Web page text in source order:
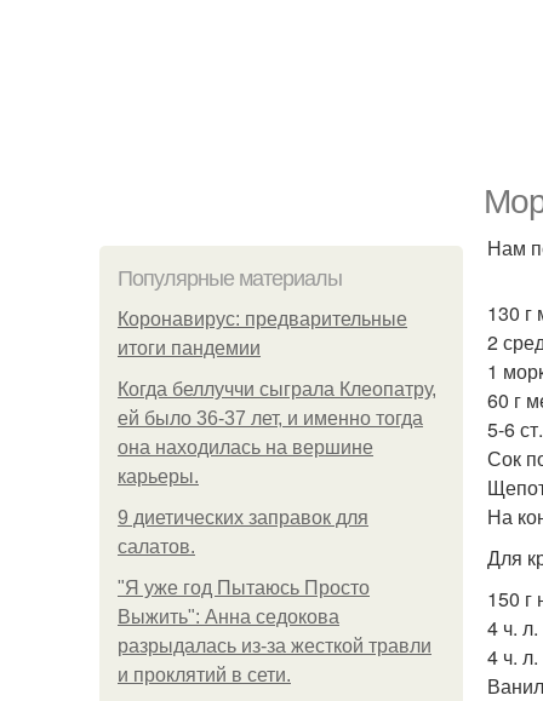
Популярные материалы
Коронавирус: предварительные
итоги пандемии
Когда беллуччи сыграла Клеопатру,
ей было 36-37 лет, и именно тогда
она находилась на вершине
карьеры.
9 диетических заправок для
салатов.
"Я уже год Пытаюсь Просто
Выжить": Анна седокова
разрыдалась из-за жесткой травли
и проклятий в сети.
Нам
130 г
2
1
60 г
5-6
Сок
На
Для
150 г
4 ч.
4 ч.